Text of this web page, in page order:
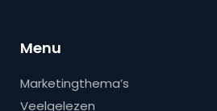
Menu
Marketingthema’s
Veelgelezen